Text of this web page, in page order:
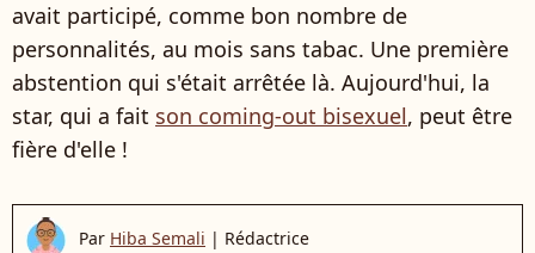
avait participé, comme bon nombre de
personnalités, au mois sans tabac. Une première
abstention qui s'était arrêtée là. Aujourd'hui, la
star, qui a fait son coming-out bisexuel, peut être
fière d'elle !
Par Hiba Semali | Rédactrice